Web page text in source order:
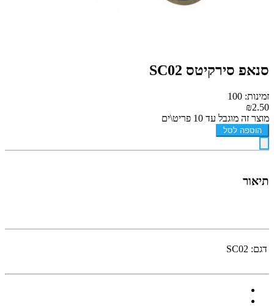
סנאפ סירקיטס SC02
זמינות: 100
₪2.50
מוצר זה מוגבל עד 10 פריט\ים
הוספה לסל
תיאור
דגם: SC02